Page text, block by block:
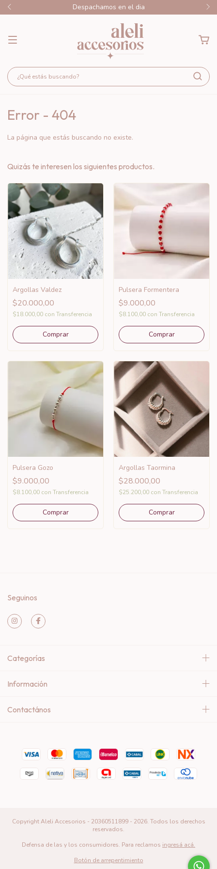
Despachamos en el dia
Error - 404
La página que estás buscando no existe.
Quizás te interesen los siguientes productos.
Argollas Valdez
$20.000,00
$18.000,00 con Transferencia
Pulsera Formentera
$9.000,00
$8.100,00 con Transferencia
Pulsera Gozo
$9.000,00
$8.100,00 con Transferencia
Argollas Taormina
$28.000,00
$25.200,00 con Transferencia
Seguinos
Categorías
Información
Contactános
Copyright Aleli Accesorios - 20360511899 - 2026. Todos los derechos
reservados.
Defensa de las y los consumidores. Para reclamos ingresá acá.
Botón de arrepentimiento